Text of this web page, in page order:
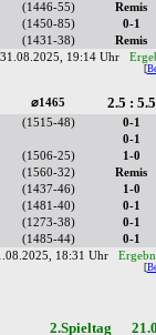
(1446-55) Remis
(1450-85) 0-1
(1431-38) Remis
19:14 Uhr
[
⌀1465 2.5 : 5.5
(1515-48) 0-1
0-1
(1506-25) 1-0
(1560-32) Remis
(1437-46) 1-0
(1481-40) 0-1
(1273-38) 0-1
(1485-44) 0-1
18:31 Uhr
[
2.Spieltag